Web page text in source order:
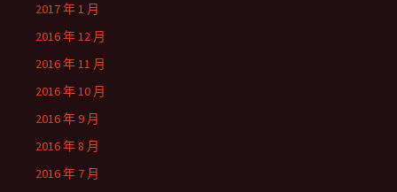
2017 年 1 月
2016 年 12 月
2016 年 11 月
2016 年 10 月
2016 年 9 月
2016 年 8 月
2016 年 7 月